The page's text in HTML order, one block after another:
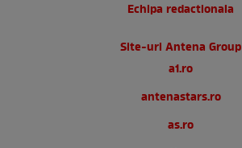
Echipa redactionala
Site-uri Antena Group
a1.ro
antenastars.ro
as.ro